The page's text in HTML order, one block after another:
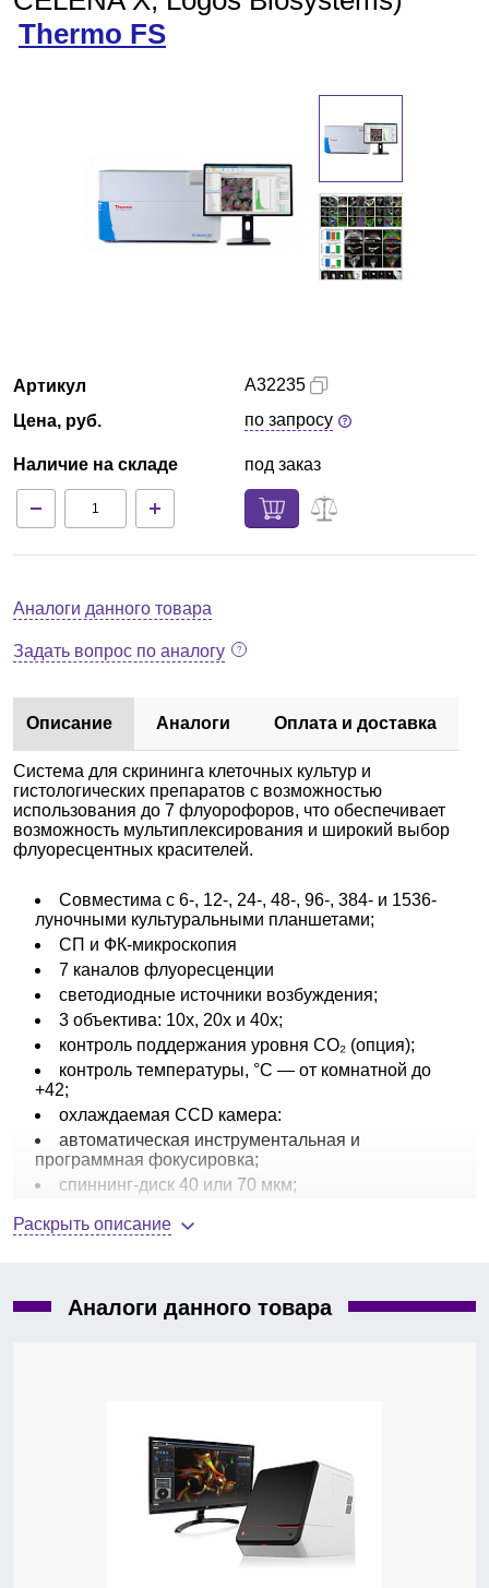
Екатеринбург
Доставка и оплата
Контакты
Thermo FS
Артикул
Цена, руб.
Наличие на складе
A32235
по запросу
под заказ
Аналоги данного товара
Задать вопрос по аналогу
Описание Аналоги Оплата и доставка
Система для скрининга клеточных культур и
гистологических препаратов с возможностью
использования до 7 флуорофоров, что обеспечивает
возможность мультиплексирования и широкий выбор
флуоресцентных красителей.
Совместима с 6-, 12-, 24-, 48-, 96-, 384- и 1536-
луночными культуральными планшетами;
СП и ФК-микроскопия
7 каналов флуоресценции
светодиодные источники возбуждения;
3 объектива: 10х, 20х и 40х;
контроль поддержания уровня СО₂ (опция);
контроль температуры, °С — от комнатной до
+42;
охлаждаемая CCD камера:
автоматическая инструментальная и
программная фокусировка;
спиннинг-диск 40 или 70 мкм;
статистический анализ объектов;
габариты, Ш × Г × В, см — 50,8 × 81,3 × 45,7;
Раскрыть описание
Аналоги данного товара